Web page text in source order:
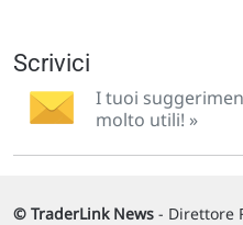
Scrivici
I tuoi
molto utili! »
© TraderLink News - Direttore